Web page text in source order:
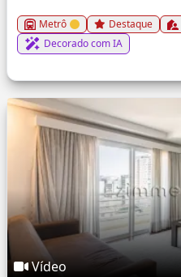
Metrô Destaque
Decorado com IA
Vídeo